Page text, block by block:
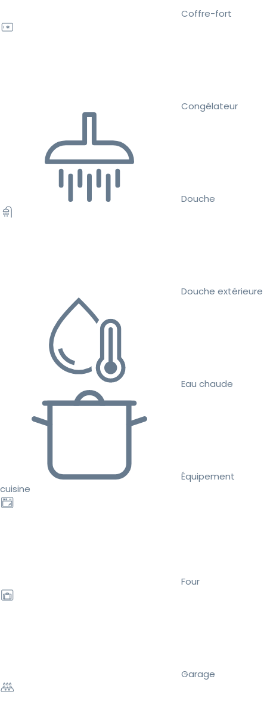
Coffre-fort
Congélateur
Douche
Douche extérieure
Eau chaude
Équipement
cuisine
Four
Garage